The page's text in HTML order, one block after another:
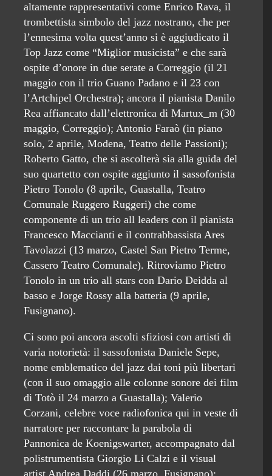
altamente rappresentativi come Enrico Rava, il
trombettista simbolo del jazz nostrano, che per
l’ennesima volta quest’anno si è aggiudicato il
Top Jazz come “Miglior musicista” e che sarà
ospite d’onore in due serate a Correggio (il 21
maggio con il trio Guano Padano e il 23 con
l’Artchipel Orchestra); ancora il pianista Danilo
Rea affiancato dall’elettronica di Martux_m (30
maggio, Correggio); Antonio Faraò (in piano
solo, 2 aprile, Modena, Teatro delle Passioni);
Roberto Gatto, che si ascolterà sia alla guida del
suo quartetto con ospite aggiunto il sassofonista
Pietro Tonolo (8 aprile, Guastalla, Teatro
Comunale Ruggero Ruggeri) che come
componente di un trio all leaders con il pianista
Francesco Maccianti e il contrabbassista Ares
Tavolazzi (13 marzo, Castel San Pietro Terme,
Cassero Teatro Comunale). Ritroviamo Pietro
Tonolo in un trio all stars con Dario Deidda al
basso e Jorge Rossy alla batteria (9 aprile,
Fusignano).
Ci sono poi ancora ascolti sfiziosi con artisti di
varia notorietà: il sassofonista Daniele Sepe,
nome emblematico del jazz dai toni più libertari
(con il suo omaggio alle colonne sonore dei film
di Totò il 24 marzo a Guastalla); Valerio
Corzani, celebre voce radiofonica qui in veste di
narratore per raccontare la parabola di
Pannonica de Koenigswarter, accompagnato dal
polistrumentista Giorgio Li Calzi e il visual